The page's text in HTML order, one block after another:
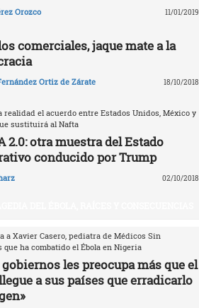
Orozco 11/01/2019
comerciales, jaque mate a la
Ortiz de Zárate 18/10/2018
realidad el acuerdo entre Estados Unidos, México y
sustituirá al Nafta
2.0: otra muestra del Estado
conducido por Trump
02/10/2018
a Xavier Casero, pediatra de Médicos Sin
que ha combatido el Ébola en Nigeria
les preocupa más que el
a sus países que erradicarlo